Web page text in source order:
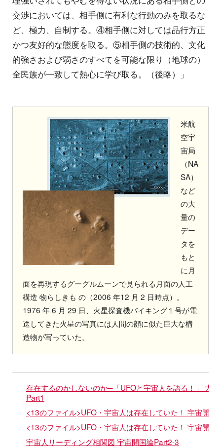
交渉においては、相手側に有利な行動のみを取るな
ど、極力、自制する。④相手側に対しては品行方正
かつ友好的な態度を取る。⑤相手側の技術的、文化
的強さおよび弱さのすべてを可能な限り（地球の）
全民族が一致して熱心に学び取る。（後略）」
米航
空宇
宙局
（NA
SA）
など
の大
量の
デー
タを
もと
に月
面を再現するグーグルムーンで見られる月面の人工
構造 物らしきも の（2006 年12 月 2 日時点）。
1976 年 6 月 29 日、火星探査機バイキング１号が電
送してきた火星の写真には人間の顔に似た巨大な構
造物が写っていた。
存在するのかしないのか─「UFOと宇宙人を語る！」 大
Part1
<13のファイル>UFO・宇宙人は存在していた！ 宇宙開国
<13のファイル>UFO・宇宙人は存在していた！ 宇宙開国
宇宙人リーディング相関図 宇宙開国論Part2-3